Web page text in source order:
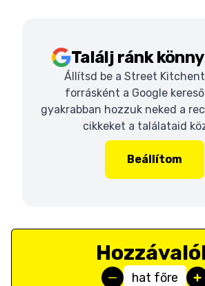
Találj ránk
Állítsd be a Street
forrásként a Google
gyakrabban hozzuk neked a
cikkeket a találataid
Beállítom
hat főre